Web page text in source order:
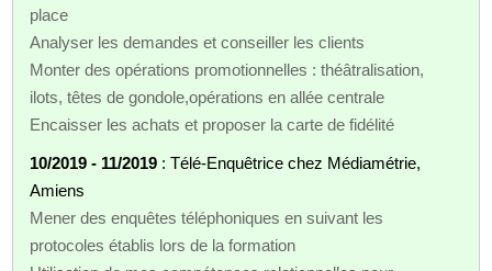
place
Analyser les demandes et conseiller les clients
Monter des opérations promotionnelles : théâtralisation,
ilots, têtes de gondole,opérations en allée centrale
Encaisser les achats et proposer la carte de fidélité
10/2019 - 11/2019 : Télé-Enquêtrice chez Médiamétrie,
Amiens
Mener des enquêtes téléphoniques en suivant les
protocoles établis lors de la formation